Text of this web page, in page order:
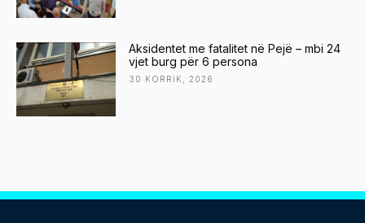
Aksidentet me fatalitet në Pejë – mbi 24
vjet burg për 6 persona
30 KORRIK, 2026